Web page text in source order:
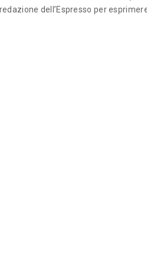
dell’Espresso per